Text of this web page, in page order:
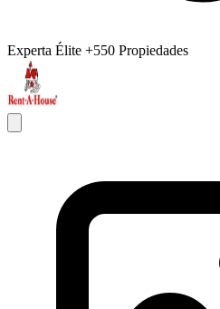
Experta Élite +550 Propiedades